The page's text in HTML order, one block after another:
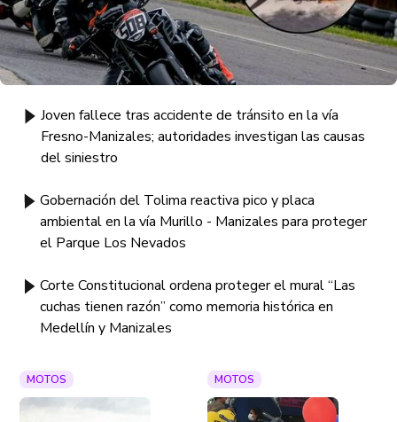
Joven fallece tras accidente de tránsito en la vía
Fresno-Manizales; autoridades investigan las causas
del siniestro
Gobernación del Tolima reactiva pico y placa
ambiental en la vía Murillo - Manizales para proteger
el Parque Los Nevados
Corte Constitucional ordena proteger el mural “Las
cuchas tienen razón” como memoria histórica en
Medellín y Manizales
MOTOS MOTOS